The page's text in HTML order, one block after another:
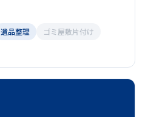
遺品整理
ゴミ屋敷片付け